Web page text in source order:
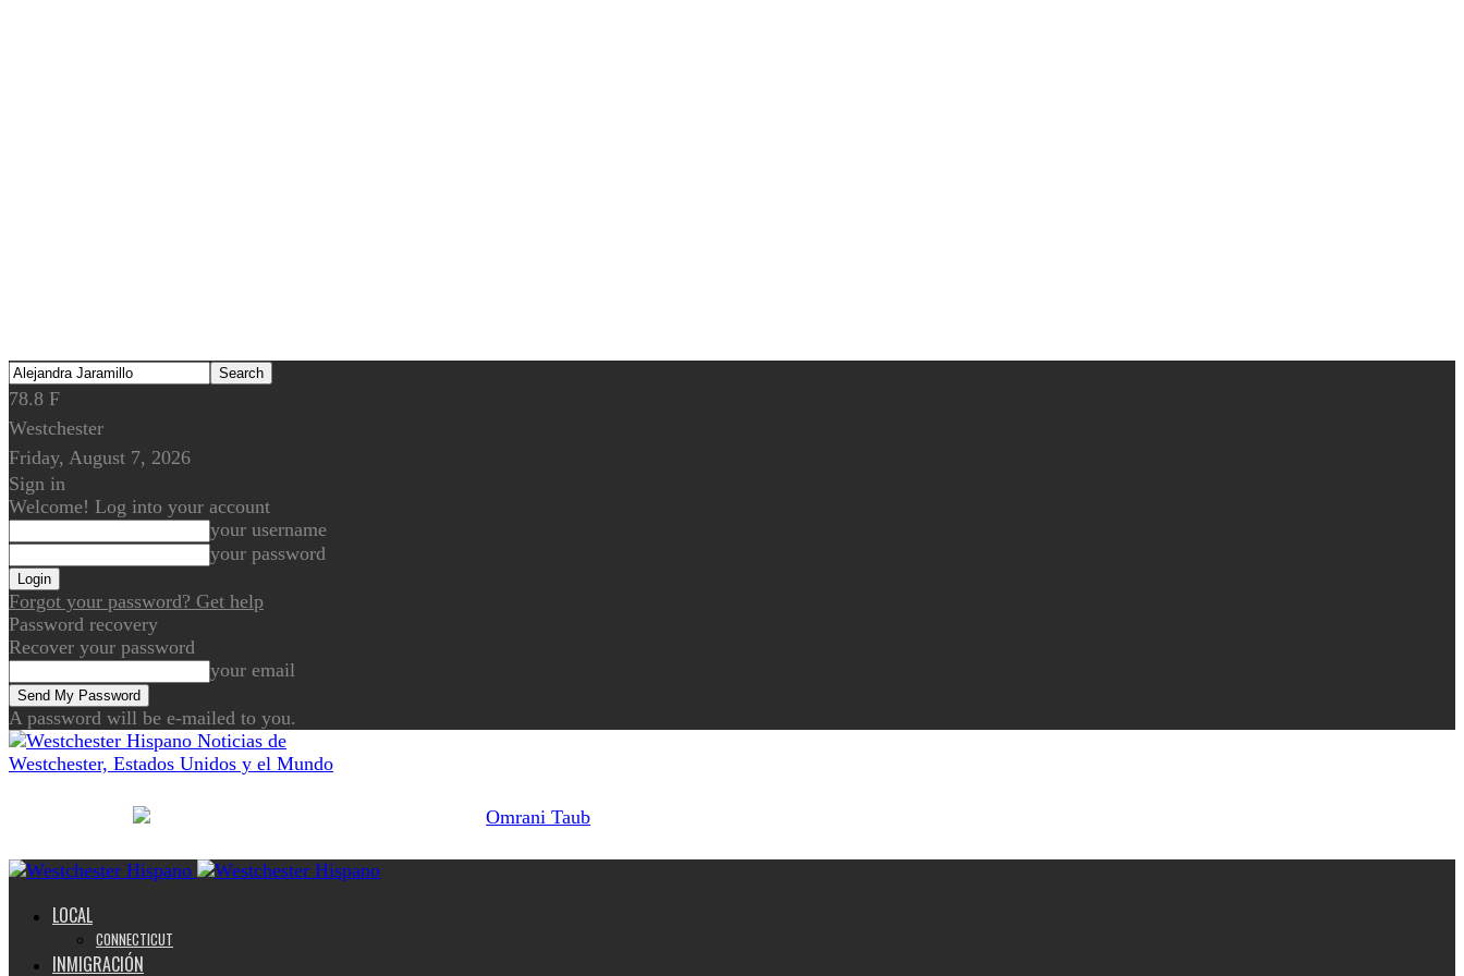
78.8 F
Westchester
Friday, August 7, 2026
Sign in
Welcome! Log into your account
your username
your password
Forgot your password? Get help
Password recovery
Recover your password
your email
A password will be e-mailed to you.
Noticias de
Westchester, Estados Unidos y el Mundo
LOCAL
CONNECTICUT
INMIGRACIÓN